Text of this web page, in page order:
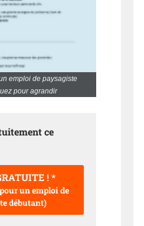
emploi de paysagiste
pour agrandir
ce
! *
un emploi de
débutant)